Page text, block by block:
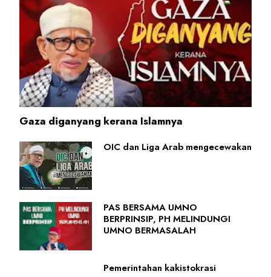
Gaza diganyang kerana Islamnya
OIC dan Liga Arab mengecewakan
PAS BERSAMA UMNO
BERPRINSIP, PH MELINDUNGI
UMNO BERMASALAH
Pemerintahan kakistokrasi